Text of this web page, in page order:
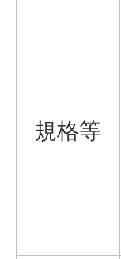
規格等